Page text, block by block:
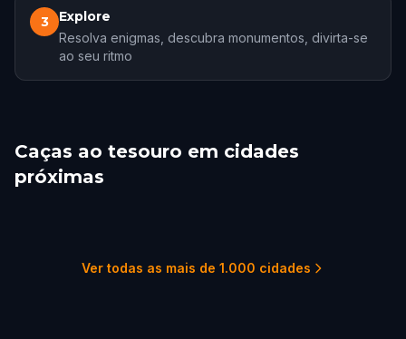
3 Explore
Resolva enigmas, descubra monumentos, divirta-se
ao seu ritmo
Caças ao tesouro em cidades
próximas
Ver todas as mais de 1.000 cidades